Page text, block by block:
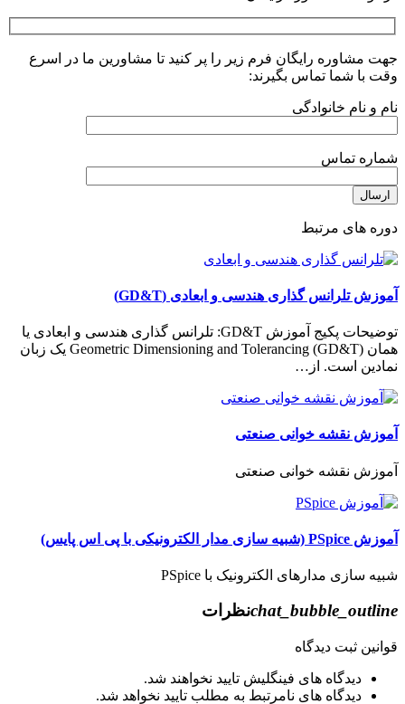
جهت مشاوره رایگان فرم زیر را پر کنید تا مشاورین ما در اسرع
وقت با شما تماس بگیرند:
نام و نام خانوادگی
شماره تماس
دوره های مرتبط
آموزش تلرانس گذاری هندسی و ابعادی (GD&T)
توضیحات پکیج آموزش GD&T: تلرانس گذاری هندسی و ابعادی یا
همان (Geometric Dimensioning and Tolerancing (GD&T يک زبان
نمادين است. از…
آموزش نقشه خوانی صنعتی
آموزش نقشه خوانی صنعتی
آموزش PSpice (شبیه سازی مدار الکترونیکی با پی اس پایس)
شبیه سازی مدارهای الکترونیک با PSpice
chat_bubble_outlineنظرات
قوانین ثبت دیدگاه
دیدگاه های فینگلیش تایید نخواهند شد.
دیدگاه های نامرتبط به مطلب تایید نخواهد شد.